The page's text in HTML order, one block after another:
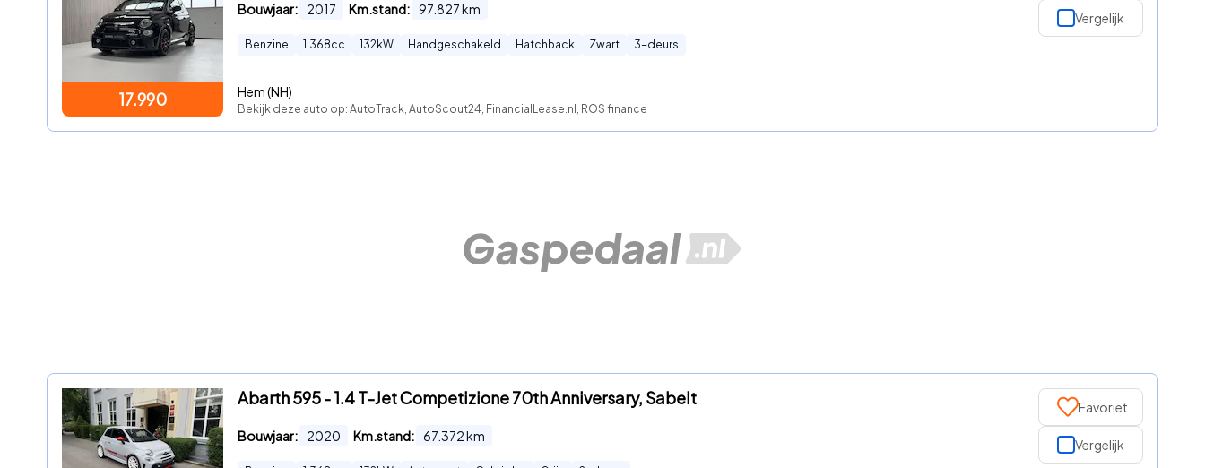
17.990
Bouwjaar: 2017 Km.stand: 97.827km
Benzine 1.368cc 132kW Handgeschakeld Hatchback Zwart 3-deurs
Hem (NH)
Bekijk deze auto op: AutoTrack, AutoScout24, FinancialLease.nl, ROS finance
Vergelijk
Abarth 595 - 1.4 T-Jet Competizione 70th Anniversary, Sabelt
Bouwjaar: 2020 Km.stand: 67.372km
Favoriet
Vergelijk